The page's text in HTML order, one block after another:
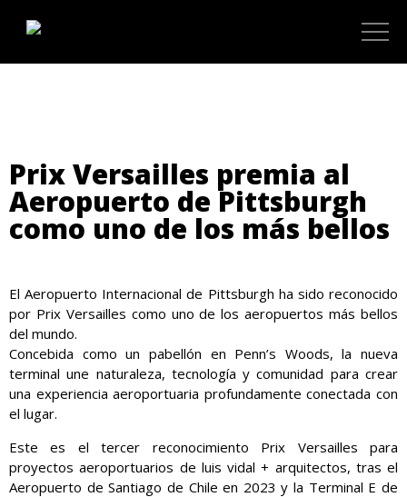
Prix Versailles premia al
Aeropuerto de Pittsburgh
como uno de los más bellos
El Aeropuerto Internacional de Pittsburgh ha sido reconocido
por Prix Versailles como uno de los aeropuertos más bellos
del mundo.
Concebida como un pabellón en Penn’s Woods, la nueva
terminal une naturaleza, tecnología y comunidad para crear
una experiencia aeroportuaria profundamente conectada con
el lugar.
Este es el tercer reconocimiento Prix Versailles para
proyectos aeroportuarios de luis vidal + arquitectos, tras el
Aeropuerto de Santiago de Chile en 2023 y la Terminal E de